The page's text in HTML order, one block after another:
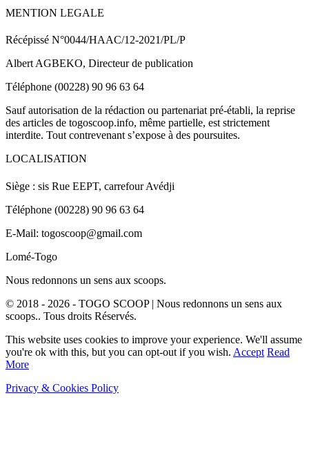
MENTION LEGALE
Récépissé N°0044/HAAC/12-2021/PL/P
Albert AGBEKO, Directeur de publication
Téléphone (00228) 90 96 63 64
Sauf autorisation de la rédaction ou partenariat pré-établi, la reprise
des articles de togoscoop.info, même partielle, est strictement
interdite. Tout contrevenant s’expose à des poursuites.
LOCALISATION
Siège : sis Rue EEPT, carrefour Avédji
Téléphone (00228) 90 96 63 64
E-Mail: togoscoop@gmail.com
Lomé-Togo
Nous redonnons un sens aux scoops.
© 2018 - 2026 - TOGO SCOOP | Nous redonnons un sens aux
scoops.. Tous droits Réservés.
This website uses cookies to improve your experience. We'll assume
you're ok with this, but you can opt-out if you wish. Accept Read
More
Privacy & Cookies Policy